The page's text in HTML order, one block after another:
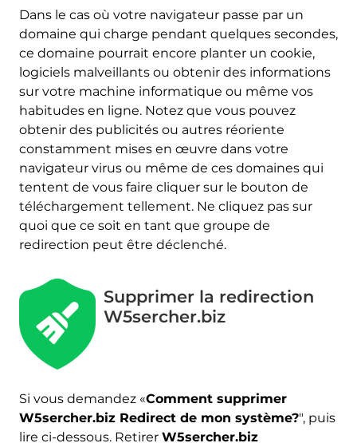
Dans le cas où votre navigateur passe par un
domaine qui charge pendant quelques secondes,
ce domaine pourrait encore planter un cookie,
logiciels malveillants ou obtenir des informations
sur votre machine informatique ou même vos
habitudes en ligne. Notez que vous pouvez
obtenir des publicités ou autres réoriente
constamment mises en œuvre dans votre
navigateur virus ou même de ces domaines qui
tentent de vous faire cliquer sur le bouton de
téléchargement tellement. Ne cliquez pas sur
quoi que ce soit en tant que groupe de
redirection peut être déclenché.
Supprimer la redirection
W5sercher.biz
Si vous demandez «Comment supprimer
W5sercher.biz Redirect de mon système?", puis
lire ci-dessous. Retirer W5sercher.biz